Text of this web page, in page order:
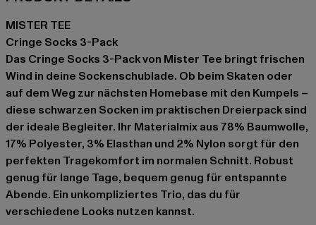
MISTER TEE
Cringe Socks 3-Pack
Das Cringe Socks 3-Pack von Mister Tee bringt frischen
Wind in deine Sockenschublade. Ob beim Skaten oder
auf dem Weg zur nächsten Homebase mit den Kumpels –
diese schwarzen Socken im praktischen Dreierpack sind
der ideale Begleiter. Ihr Materialmix aus 78% Baumwolle,
17% Polyester, 3% Elasthan und 2% Nylon sorgt für den
perfekten Tragekomfort im normalen Schnitt. Robust
genug für lange Tage, bequem genug für entspannte
Abende. Ein unkompliziertes Trio, das du für
verschiedene Looks nutzen kannst.